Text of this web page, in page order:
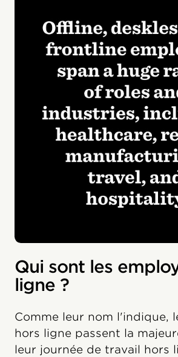
Qui sont les
ligne ?
Comme leur nom l'indique,
hors ligne passent la
leur journée de travail hors